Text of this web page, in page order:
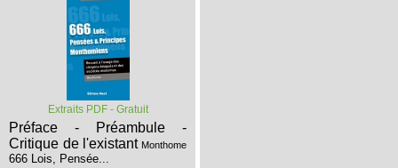
Extraits PDF - Gratuit
Préface - Préambule -
Critique de l'existant Monthome
666 Lois, Pensée...